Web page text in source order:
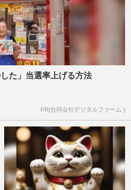
た」当選率上げる方法
PR(合同会社デジタルファーム )